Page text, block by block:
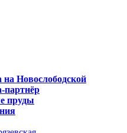
Новослободской
партнёр
пруды